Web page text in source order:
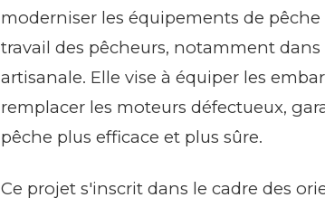
moderniser les équipements de
travail des pêcheurs, notamment dans
artisanale. Elle vise à équiper les
remplacer les moteurs défectueux,
pêche plus efficace et plus sûre.
Ce projet s'inscrit dans le cadre des